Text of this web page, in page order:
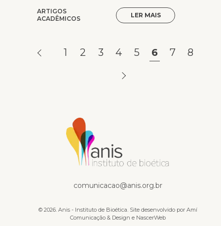
ARTIGOS
ACADÊMICOS
LER MAIS
1 2 3 4 5 6 7 8
comunicacao@anis.org.br
© 2026. Anis - Instituto de Bioética. Site desenvolvido por Amí
Comunicação & Design e NascerWeb